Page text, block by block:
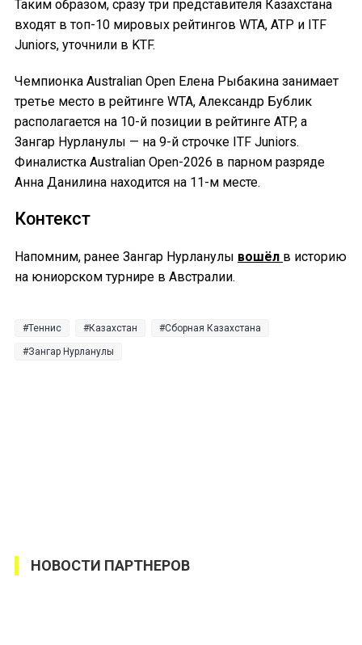
Таким образом, сразу три представителя Казахстана
входят в топ-10 мировых рейтингов WTA, ATP и ITF
Juniors, уточнили в KTF.
Чемпионка Australian Open Елена Рыбакина занимает
третье место в рейтинге WTA, Александр Бублик
располагается на 10-й позиции в рейтинге ATP, а
Зангар Нурланулы — на 9-й строчке ITF Juniors.
Финалистка Australian Open-2026 в парном разряде
Анна Данилина находится на 11-м месте.
Контекст
Напомним, ранее Зангар Нурланулы вошёл в историю
на юниорском турнире в Австралии.
Теннис Казахстан Сборная Казахстана
Зангар Нурланулы
НОВОСТИ ПАРТНЕРОВ